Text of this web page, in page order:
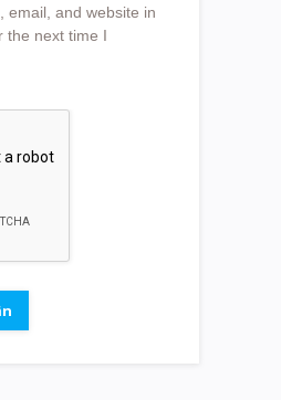
email, and website in
the next time I